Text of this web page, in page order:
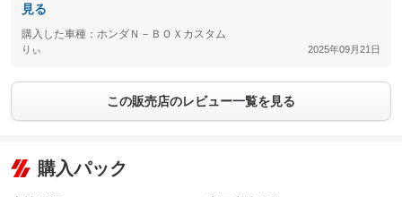
見る
購入した車種：ホンダＮ－ＢＯＸカスタム
りぃ 2025年09月21日
この販売店のレビュー一覧を見る
購入パック